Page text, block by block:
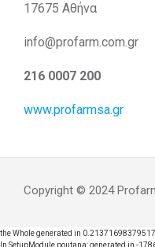
17675 Αθήνα
info@profarm.com.gr
216 0007 200
www.profarmsa.gr
Copyright © 2024
the Whole generated in
In SetupModule poutana: generated in -